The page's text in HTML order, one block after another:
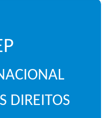
DIREITOS